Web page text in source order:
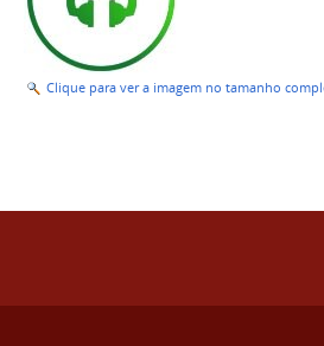
Clique para ver a imagem no tamanho